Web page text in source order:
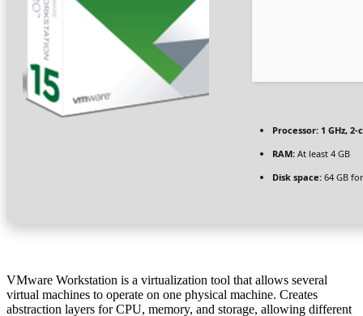
Processor: 1 GHz,
RAM: At least 4 GB
Disk space: 64 GB
VMware Workstation is a virtualization tool that allows several
virtual machines to operate on one physical machine. Creates
abstraction layers for CPU, memory, and storage, allowing different